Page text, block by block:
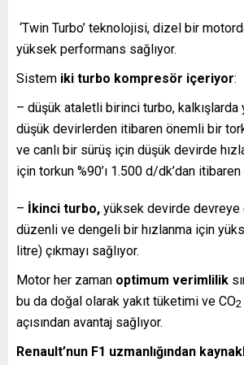
‘Twin Turbo’ teknolojisi, dizel bir
yüksek performans sağlıyor.
Sistem iki turbo kompresör içeriyor:
– düşük ataletli birinci turbo,
düşük devirlerden itibaren önemli bir
ve canlı bir sürüş için düşük devirde
için torkun %90’ı 1.500 d/dk’dan
– İkinci turbo, yüksek devirde devreye
düzenli ve dengeli bir hızlanma için
litre) çıkmayı sağlıyor.
Motor her zaman optimum verimlilik
bu da doğal olarak yakıt tüketimi ve CO2
açısından avantaj sağlıyor.
Renault’nun F1 uzmanlığından